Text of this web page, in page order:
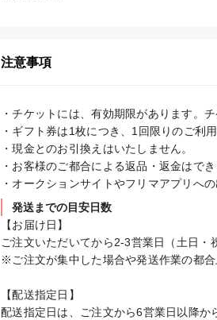
注意事項
・チケットには、有効期限があります。
・ギフト券は1枚につき、1回限りのご利
・現金とのお引換えはいたしません。
・お客様のご都合による返品・返金はでき
・オークションサイトやフリマアプリへ
発送までの目安日数
【お届け日】
ご注文いただいてから2-3営業日（土日・
※ご注文が集中した場合や発送作業の都
【配送指定日】
配送指定日は、ご注文から6営業日以降か